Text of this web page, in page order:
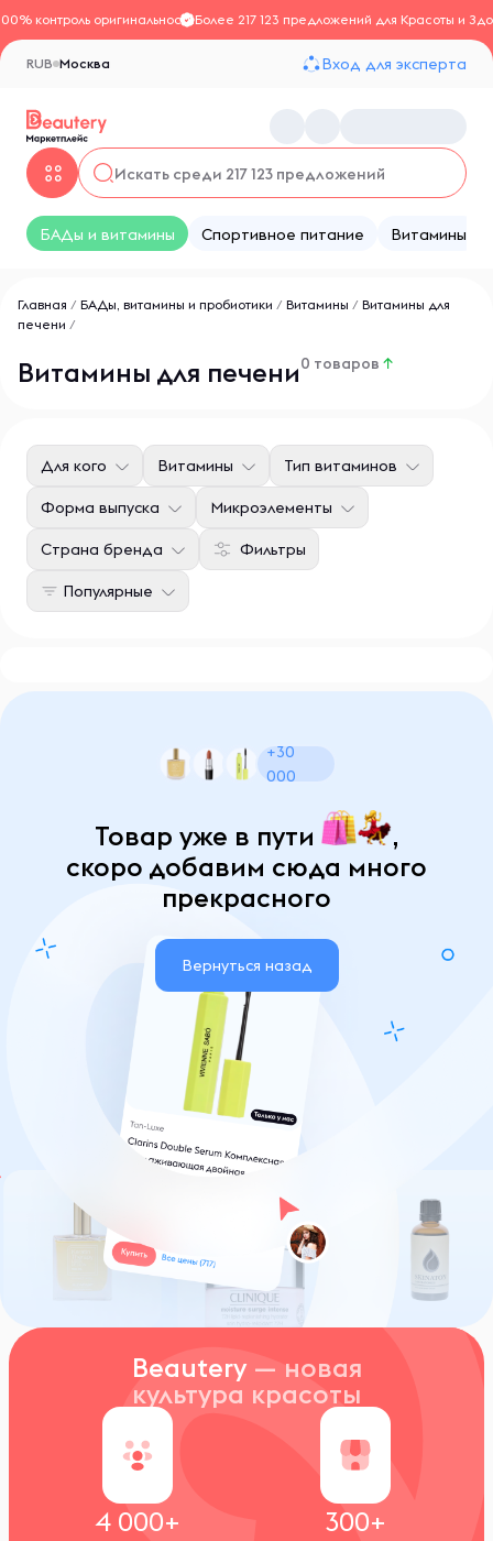
контроль оригинальностиБолее 217 123 предложений для Красоты и
Москва
RUB Вход для эксперта
БАДы и витамины Спортивное питание Витамины
Главная / БАДы, витамины и пробиотики / Витамины / Витамины для
печени /
Витамины для печени0 товаров ↑
Фильтры
Для кого Витамины Тип витаминов
Форма выпуска Микроэлементы
Страна бренда
Популярные
+30
000
Товар уже в пути
,
скоро добавим сюда много
прекрасного
Вернуться назад
Beautery — новая
культура красоты
4 000+ 300+